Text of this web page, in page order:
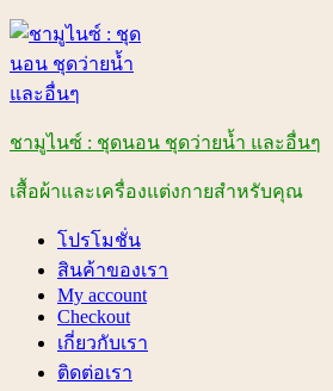
Skip
content
ชามูไนซ์ : ชุดนอน ชุดว่ายน้ำ และอื่นๆ
เสื้อผ้าและเครื่องแต่งกายสำหรับคุณ
โปรโมชั่น
สินค้าของเรา
My account
Checkout
เกี่ยวกับเรา
ติดต่อเรา